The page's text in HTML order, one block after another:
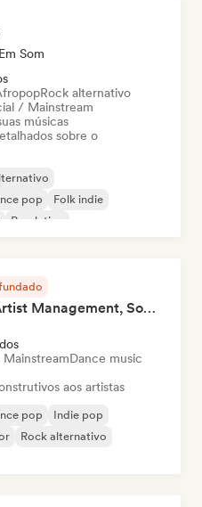
Som
Rock alternativo
/ Mainstream
músicas
sobre o
pop
Folk indie
Pop latino
Matt L - A&R, Artist Management, Songwriter
Dance music
aos artistas
pop
Indie pop
Rock alternativo